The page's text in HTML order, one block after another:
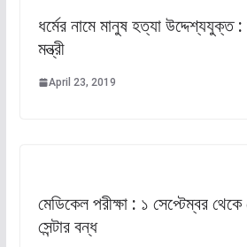
ধর্মের নামে মানুষ হত্যা উদ্দেশ্যযুক্ত
মন্ত্রী
April 23, 2019
মেডিকেল পরীক্ষা : ১ সেপ্টেম্বর
সেন্টার বন্ধ